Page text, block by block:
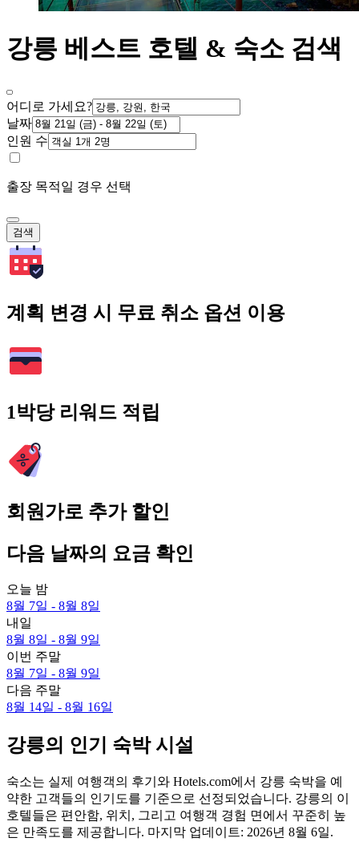
강릉 베스트 호텔 & 숙소 검색
어디로 가세요?
날짜
인원 수
출장 목적일 경우 선택
검색
계획 변경 시 무료 취소 옵션 이용
1박당 리워드 적립
회원가로 추가 할인
다음 날짜의 요금 확인
오늘 밤
8월 7일 - 8월 8일
내일
8월 8일 - 8월 9일
이번 주말
8월 7일 - 8월 9일
다음 주말
8월 14일 - 8월 16일
강릉의 인기 숙박 시설
숙소는 실제 여행객의 후기와 Hotels.com에서 강릉 숙박을 예
약한 고객들의 인기도를 기준으로 선정되었습니다. 강릉의 이
호텔들은 편안함, 위치, 그리고 여행객 경험 면에서 꾸준히 높
은 만족도를 제공합니다. 마지막 업데이트: 2026년 8월 6일.